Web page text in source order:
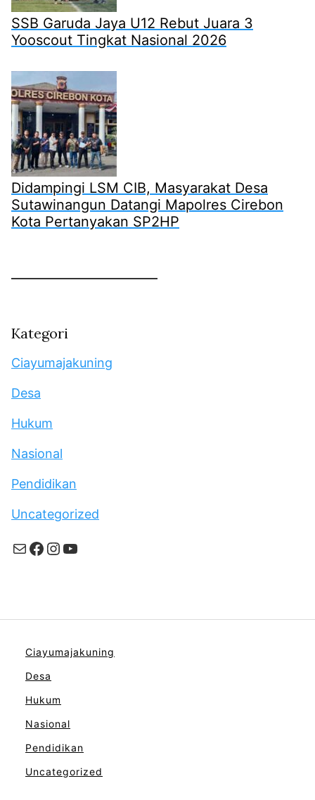
SSB Garuda Jaya U12 Rebut Juara 3
Yooscout Tingkat Nasional 2026
Didampingi LSM CIB, Masyarakat Desa
Sutawinangun Datangi Mapolres Cirebon
Kota Pertanyakan SP2HP
Kategori
Ciayumajakuning
Desa
Hukum
Nasional
Pendidikan
Uncategorized
MailFacebook
Instagram
YouTube
Ciayumajakuning
Desa
Hukum
Nasional
Pendidikan
Uncategorized